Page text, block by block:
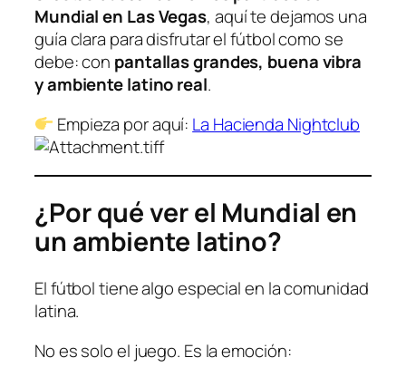
Mundial en Las Vegas, aquí te dejamos una
guía clara para disfrutar el fútbol como se
debe: con pantallas grandes, buena vibra
y ambiente latino real.
Empieza por aquí: La Hacienda Nightclub
¿Por qué ver el Mundial en
un ambiente latino?
El fútbol tiene algo especial en la comunidad
latina.
No es solo el juego. Es la emoción: